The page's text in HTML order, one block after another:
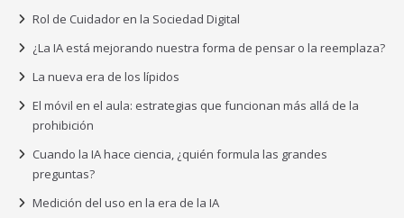
Rol de Cuidador en la Sociedad Digital
¿La IA está mejorando nuestra forma de pensar o la reemplaza?
La nueva era de los lípidos
El móvil en el aula: estrategias que funcionan más allá de la
prohibición
Cuando la IA hace ciencia, ¿quién formula las grandes
preguntas?
Medición del uso en la era de la IA